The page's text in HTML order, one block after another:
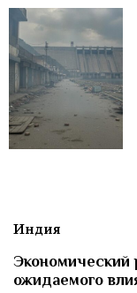
Индия
Экономический
ожидаемого